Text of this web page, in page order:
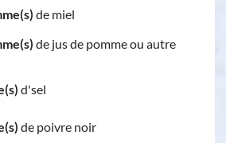
de miel
de jus de pomme ou autre
d'sel
de poivre noir